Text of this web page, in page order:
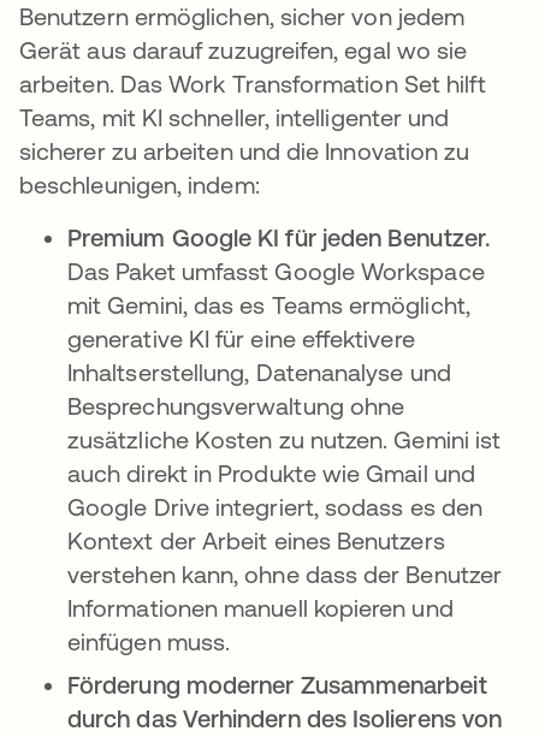
Benutzern ermöglichen, sicher von jedem
Gerät aus darauf zuzugreifen, egal wo sie
arbeiten. Das Work Transformation Set hilft
Teams, mit KI schneller, intelligenter und
sicherer zu arbeiten und die Innovation zu
beschleunigen, indem:
Premium Google KI für jeden Benutzer.
Das Paket umfasst Google Workspace
mit Gemini, das es Teams ermöglicht,
generative KI für eine effektivere
Inhaltserstellung, Datenanalyse und
Besprechungsverwaltung ohne
zusätzliche Kosten zu nutzen. Gemini ist
auch direkt in Produkte wie Gmail und
Google Drive integriert, sodass es den
Kontext der Arbeit eines Benutzers
verstehen kann, ohne dass der Benutzer
Informationen manuell kopieren und
einfügen muss.
Förderung moderner Zusammenarbeit
durch das Verhindern des Isolierens von